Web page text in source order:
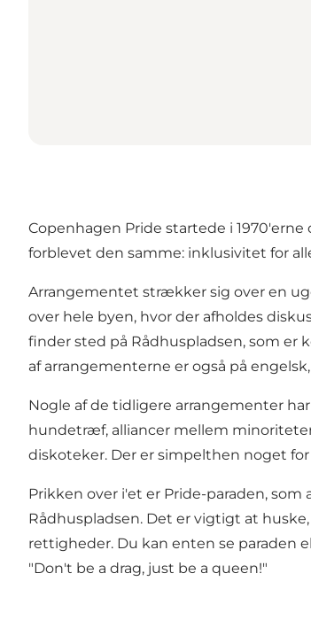
Copenhagen Pride startede i
forblevet den samme: inklusivitet for
Arrangementet strækker sig over en
over hele byen, hvor der afholdes
finder sted på Rådhuspladsen, som er
af arrangementerne er også på
Nogle af de tidligere arrangementer
hundetræf, alliancer mellem
diskoteker. Der er simpelthen noget
Prikken over i'et er Pride-paraden,
Rådhuspladsen. Det er vigtigt at
rettigheder. Du kan enten se paraden
"Don't be a drag, just be a queen!"